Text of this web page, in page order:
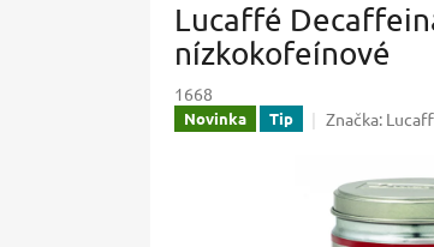
Lucaffé
nízkokofeínové
1668
Novinka Tip Značka: